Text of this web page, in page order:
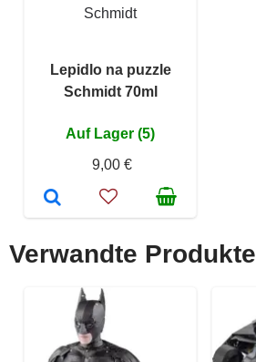
Schmidt
Lepidlo na puzzle
Schmidt 70ml
Auf Lager (5)
9,00 €
Verwandte Produkte